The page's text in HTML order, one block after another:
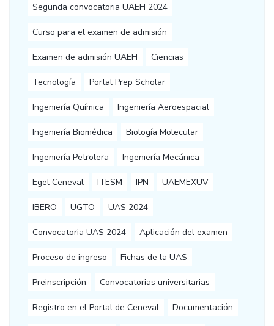
Segunda convocatoria UAEH 2024
Curso para el examen de admisión
Examen de admisión UAEH Ciencias
Tecnología Portal Prep Scholar
Ingeniería Química Ingeniería Aeroespacial
Ingeniería Biomédica Biología Molecular
Ingeniería Petrolera Ingeniería Mecánica
Egel Ceneval ITESM IPN UAEMEXUV
IBERO UGTO UAS 2024
Convocatoria UAS 2024 Aplicación del examen
Proceso de ingreso Fichas de la UAS
Preinscripción Convocatorias universitarias
Registro en el Portal de Ceneval Documentación